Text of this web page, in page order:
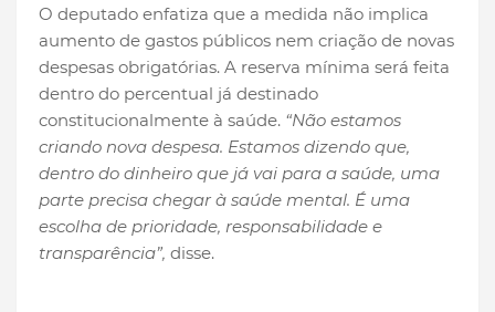
O deputado enfatiza que a medida não implica
aumento de gastos públicos nem criação de novas
despesas obrigatórias. A reserva mínima será feita
dentro do percentual já destinado
constitucionalmente à saúde. “Não estamos
criando nova despesa. Estamos dizendo que,
dentro do dinheiro que já vai para a saúde, uma
parte precisa chegar à saúde mental. É uma
escolha de prioridade, responsabilidade e
transparência”, disse.